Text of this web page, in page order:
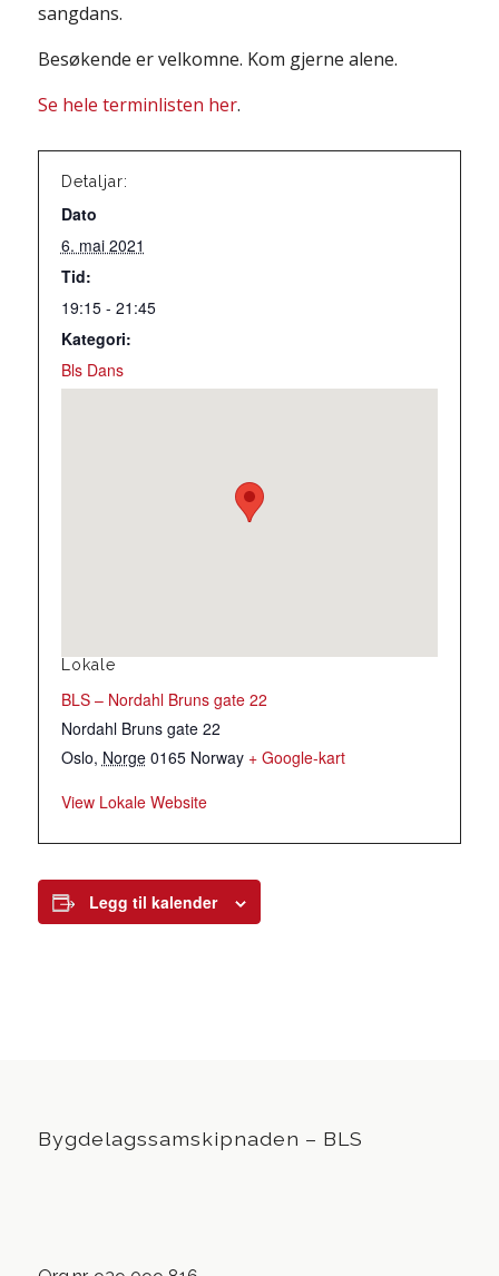
sangdans.
Besøkende er velkomne. Kom gjerne alene.
Se hele terminlisten her.
Detaljar:
Dato
6. mai 2021
Tid:
19:15 - 21:45
Kategori:
Bls Dans
Lokale
BLS – Nordahl Bruns gate 22
Nordahl Bruns gate 22
Oslo, Norge 0165 Norway + Google-kart
View Lokale Website
Legg til kalender
Bygdelagssamskipnaden – BLS